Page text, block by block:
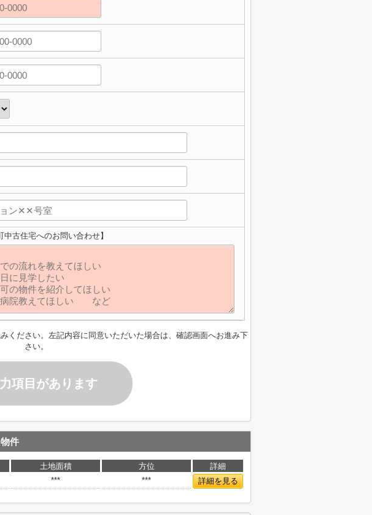
中古住宅へのお問い合わせ】
ください。左記内容に同意いただいた場合は、確認画面へお進み下
さい。
項目があります
件
土地面積 方位
詳細
*** *** 詳細を見る